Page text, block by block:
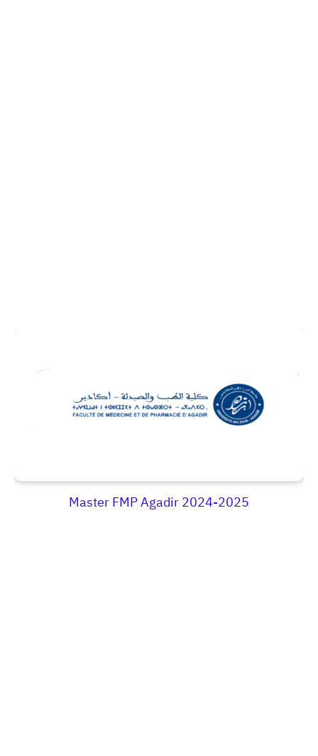
Master FMP Agadir 2024-2025